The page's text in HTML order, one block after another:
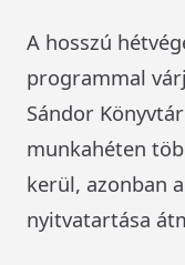
A hosszú
programmal
Sándor
munkahéten
kerül, azonban
nyitvatartása